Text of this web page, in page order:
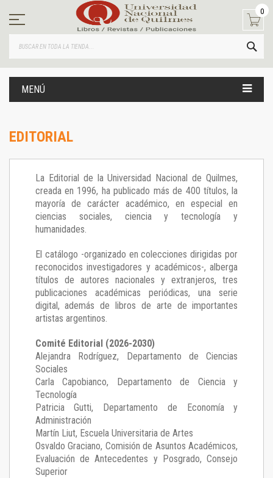
contenido
0
MENÚ
EDITORIAL
La Editorial de la Universidad Nacional de Quilmes,
creada en 1996, ha publicado más de 400 títulos, la
mayoría de carácter académico, en especial en
ciencias sociales, ciencia y tecnología y
humanidades.
El catálogo -organizado en colecciones dirigidas por
reconocidos investigadores y académicos-, alberga
títulos de autores nacionales y extranjeros, tres
publicaciones académicas periódicas, una serie
digital, además de libros de arte de importantes
artistas argentinos.
Comité Editorial (2026-2030)
Alejandra Rodríguez, Departamento de Ciencias
Sociales
Carla Capobianco, Departamento de Ciencia y
Tecnología
Patricia Gutti, Departamento de Economía y
Administración
Martín Liut, Escuela Universitaria de Artes
Osvaldo Graciano, Comisión de Asuntos Académicos,
Evaluación de Antecedentes y Posgrado, Consejo
Superior